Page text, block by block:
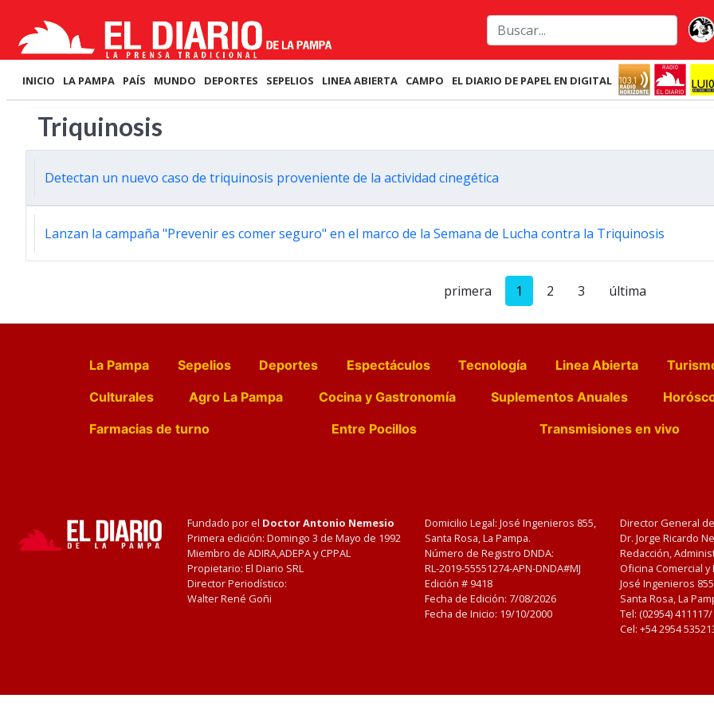
INICIO LA PAMPA PAÍS MUNDO DEPORTES SEPELIOS LINEA ABIERTA CAMPO EL DIARIO DE PAPEL EN DIGITAL
Triquinosis
Detectan un nuevo caso de triquinosis proveniente de la actividad cinegética
Lanzan la campaña "Prevenir es comer seguro" en el marco de la Semana de Lucha contra la Triquinosis
primera 1 2 3 última
La Pampa Sepelios Deportes Espectáculos Tecnología Linea Abierta
Culturales
Agro La Pampa Cocina y Gastronomía Suplementos Anuales
Farmacias de turno
Entre Pocillos Transmisiones en vivo
Fundado por el Doctor Antonio Nemesio
Primera edición: Domingo 3 de Mayo de 1992
Miembro de ADIRA,ADEPA y CPPAL
Propietario: El Diario SRL
Director Periodístico:
Walter René Goñi
Domicilio Legal: José Ingenieros 855,
Santa Rosa, La Pampa.
Número de Registro DNDA:
RL-2019-55551274-APN-DNDA#MJ
Edición # 9418
Fecha de Edición: 7/08/2026
Fecha de Inicio: 19/10/2000
Director General
Dr. Jorge Ricardo
Redacción,
Oficina Comercial
José Ingenieros
Santa Rosa, La
Tel: (02954)
Cel: +54 2954